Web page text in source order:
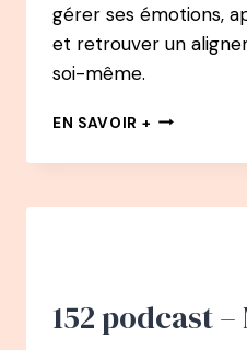
gérer ses émotions,
et retrouver un
soi-même.
EN SAVOIR + 155
–
SES
152 podcast